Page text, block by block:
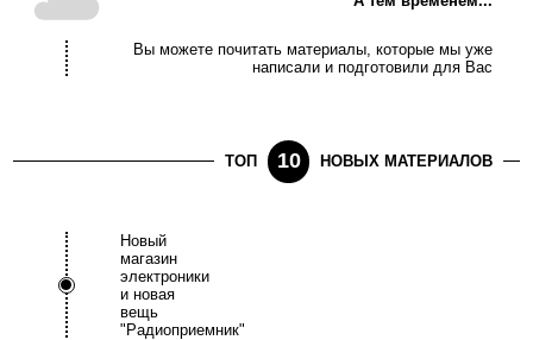
Вы можете почитать материалы, которые мы уже
написали и подготовили для Вас
ТОП 10 НОВЫХ МАТЕРИАЛОВ
Новый
магазин
электроники
и новая
вещь
"Радиоприемник"